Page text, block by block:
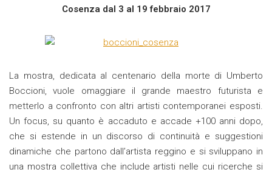
Cosenza dal 3 al 19 febbraio 2017
La mostra, dedicata al centenario della morte di Umberto
Boccioni, vuole omaggiare il grande maestro futurista e
metterlo a confronto con altri artisti contemporanei esposti.
Un focus, su quanto è accaduto e accade +100 anni dopo,
che si estende in un discorso di continuità e suggestioni
dinamiche che partono dall’artista reggino e si sviluppano in
una mostra collettiva che include artisti nelle cui ricerche si